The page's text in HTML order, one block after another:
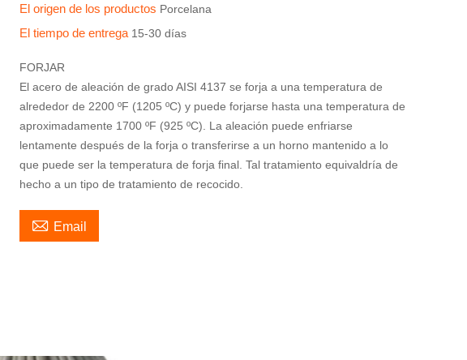
El origen de los productos Porcelana
El tiempo de entrega 15-30 días
FORJAR
El acero de aleación de grado AISI 4137 se forja a una temperatura de
alrededor de 2200 ºF (1205 ºC) y puede forjarse hasta una temperatura de
aproximadamente 1700 ºF (925 ºC). La aleación puede enfriarse
lentamente después de la forja o transferirse a un horno mantenido a lo
que puede ser la temperatura de forja final. Tal tratamiento equivaldría de
hecho a un tipo de tratamiento de recocido.
 Email